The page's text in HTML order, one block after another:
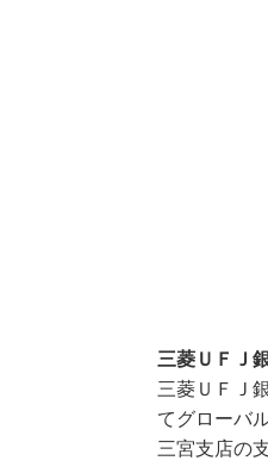
三菱ＵＦＪ
三菱ＵＦＪ
てグローバ
三宮支店の